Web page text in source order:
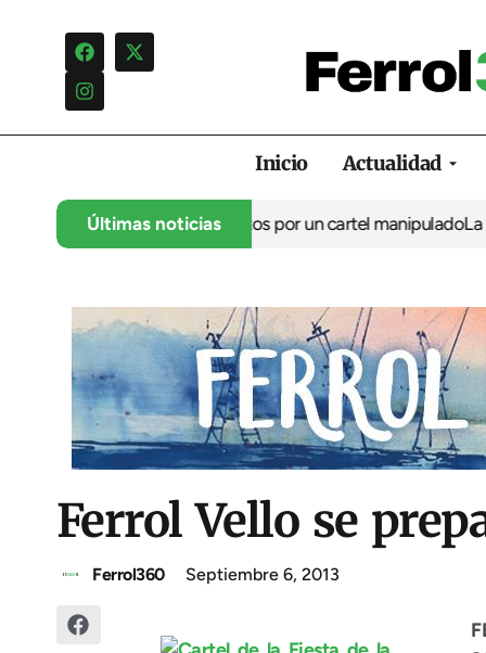
Inicio Actualidad
Últimas noticias
una campaña de insultos por un cartel manipuladoLa
Ferrol Vello se
Ferrol360 Septiembre 6, 2013